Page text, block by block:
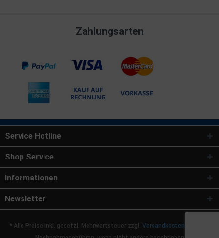
Zahlungsarten
Service Hotline
Shop Service
Informationen
Newsletter
* Alle Preise inkl. gesetzl. Mehrwertsteuer zzgl. Versandkosten